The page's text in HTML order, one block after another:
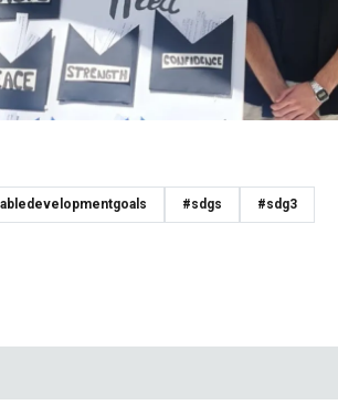
#sdgs #sdg3